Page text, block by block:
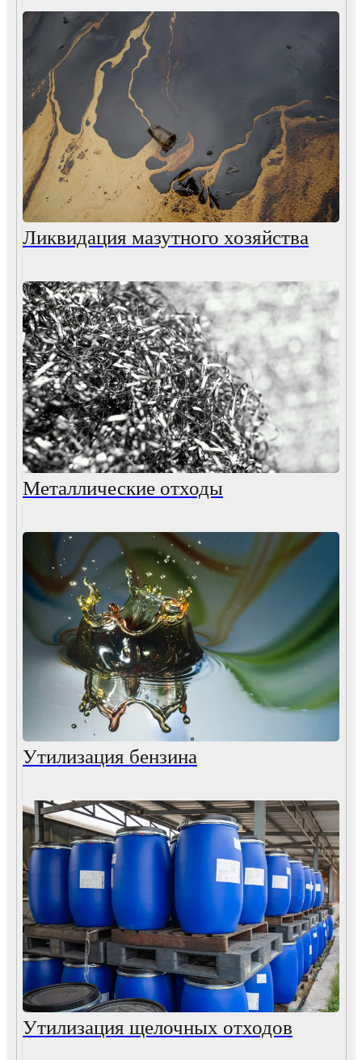
Ликвидация мазутного хозяйства
Металлические отходы
Утилизация бензина
Утилизация щелочных отходов